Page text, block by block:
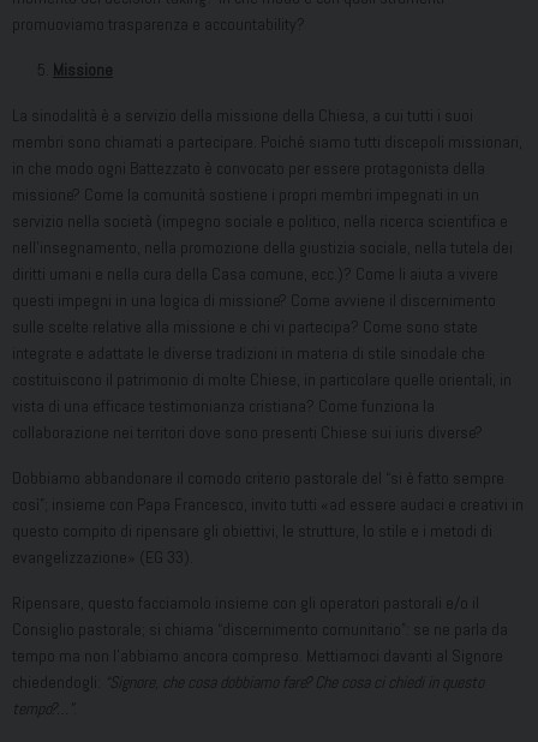
promuoviamo trasparenza e accountability?
Missione
La sinodalità è a servizio della missione della Chiesa, a cui tutti i suoi
membri sono chiamati a partecipare. Poiché siamo tutti discepoli missionari,
in che modo ogni Battezzato è convocato per essere protagonista della
missione? Come la comunità sostiene i propri membri impegnati in un
servizio nella società (impegno sociale e politico, nella ricerca scientifica e
nell’insegnamento, nella promozione della giustizia sociale, nella tutela dei
diritti umani e nella cura della Casa comune, ecc.)? Come li aiuta a vivere
questi impegni in una logica di missione? Come avviene il discernimento
sulle scelte relative alla missione e chi vi partecipa? Come sono state
integrate e adattate le diverse tradizioni in materia di stile sinodale che
costituiscono il patrimonio di molte Chiese, in particolare quelle orientali, in
vista di una efficace testimonianza cristiana? Come funziona la
collaborazione nei territori dove sono presenti Chiese sui iuris diverse?
Dobbiamo abbandonare il comodo criterio pastorale del “si è fatto sempre
così”; insieme con Papa Francesco, invito tutti «ad essere audaci e creativi in
questo compito di ripensare gli obiettivi, le strutture, lo stile e i metodi di
evangelizzazione» (EG 33).
Ripensare, questo facciamolo insieme con gli operatori pastorali e/o il
Consiglio pastorale; si chiama “discernimento comunitario”: se ne parla da
tempo ma non l’abbiamo ancora compreso. Mettiamoci davanti al Signore
chiedendogli:
“Signore, che cosa dobbiamo fare? Che cosa ci chiedi in questo
tempo?…”